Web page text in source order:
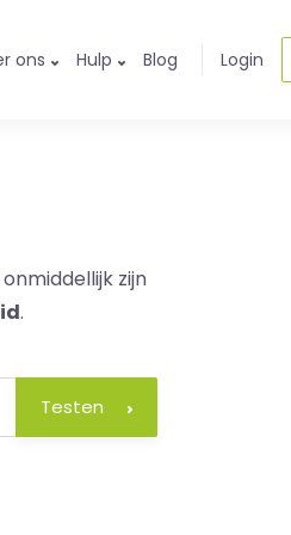
ons Hulp Blog Login
zijn
.
Testen